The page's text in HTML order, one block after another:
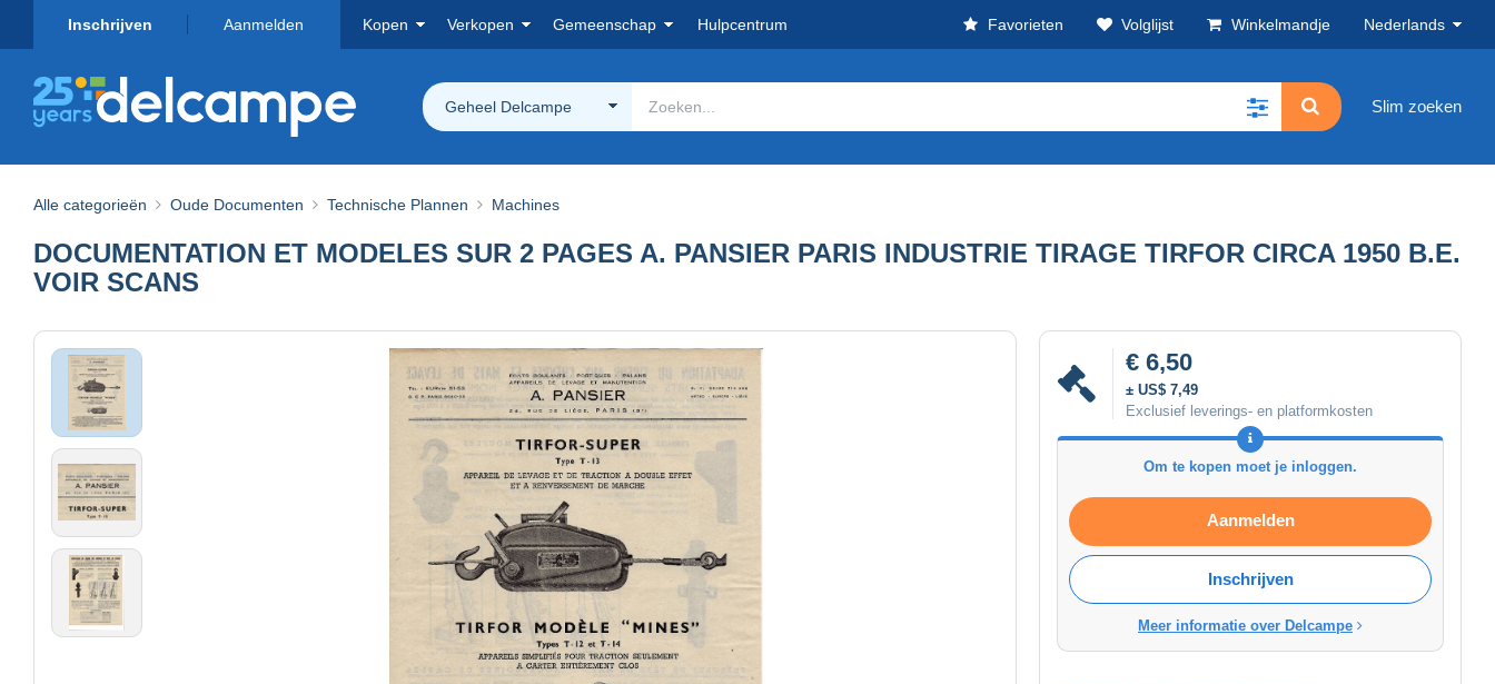
Inschrijven Aanmelden Kopen Verkopen Gemeenschap Hulpcentrum Favorieten Volglijst Winkelmandje Nederlands
Geheel Delcampe Slim zoeken
Alle categorieën Oude Documenten Technische Plannen Machines
DOCUMENTATION ET MODELES SUR 2 PAGES A. PANSIER PARIS INDUSTRIE TIRAGE TIRFOR CIRCA 1950 B.E.
VOIR SCANS
€ 6,50
± US$ 7,49
Exclusief leverings- en platformkosten
Om te kopen moet je inloggen.
Aanmelden
Inschrijven
Meer informatie over Delcampe